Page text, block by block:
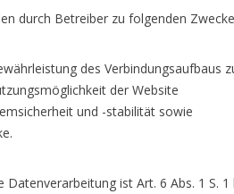
durch Betreiber zu folgenden
des Verbindungsaufbaus
der Website
und -stabilität sowie
Datenverarbeitung ist Art. 6 Abs. 1 S.